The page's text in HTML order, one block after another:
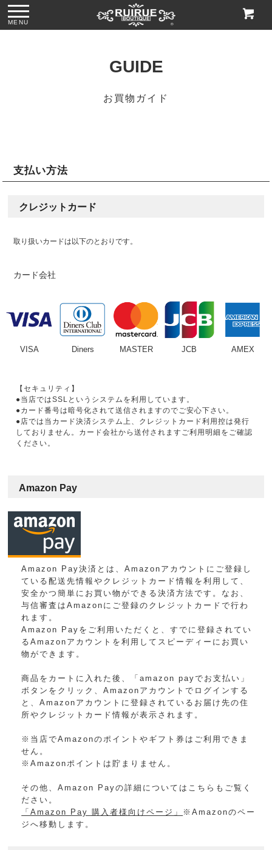
MENU
「BA1759」
GUIDE
お買物ガイド
支払い方法
クレジットカード
取り扱いカードは以下のとおりです。
カード会社
VISA Diners MASTER JCB AMEX
【セキュリティ】
●当店ではSSLというシステムを利用しています。
●カード番号は暗号化されて送信されますのでご安心下さい。
●店では当カード決済システム上、クレジットカード利用控は発行
しておりません。カード会社から送付されますご利用明細をご確認
ください。
Amazon Pay
Amazon Pay決済とは、Amazonアカウントにご登録し
ている配送先情報やクレジットカード情報を利用して、
安全かつ簡単にお買い物ができる決済方法です。なお、
与信審査はAmazonにご登録のクレジットカードで行わ
れます。
Amazon Payをご利用いただくと、すでに登録されてい
るAmazonアカウントを利用してスピーディーにお買い
物ができます。
商品をカートに入れた後、「amazon payでお支払い」
ボタンをクリック、Amazonアカウントでログインする
と、Amazonアカウントに登録されているお届け先の住
所やクレジットカード情報が表示されます。
※当店でAmazonのポイントやギフト券はご利用できま
せん。
※Amazonポイントは貯まりません。
その他、Amazon Payの詳細についてはこちらもご覧く
ださい。
「Amazon Pay 購入者様向けページ」
※Amazonのペー
ジへ移動します。